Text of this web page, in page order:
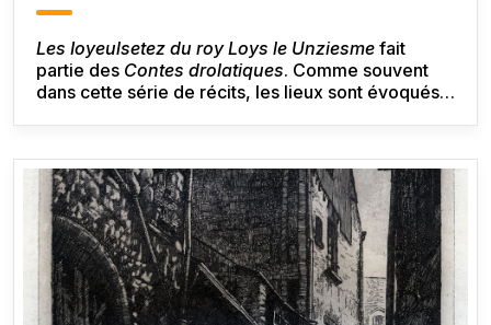
Les Ioyeulsetez du roy Loys le Unziesme fait
partie des Contes drolatiques. Comme souvent
dans cette série de récits, les lieux sont évoqués
l’abbaye de Turpenay.